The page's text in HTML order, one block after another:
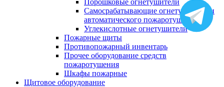
Порошковые огнетушители
Самосрабатывающие огнетушители и
автоматического пожаротушения
Углекислотные огнетушители
Пожарные щиты
Противопожарный инвентарь
Прочее оборудование средств
пожаротушения
Шкафы пожарные
Щитовое оборудование